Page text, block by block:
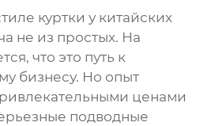
куртки у китайских
не из простых. На
что это путь к
бизнесу. Но опыт
ценами
подводные